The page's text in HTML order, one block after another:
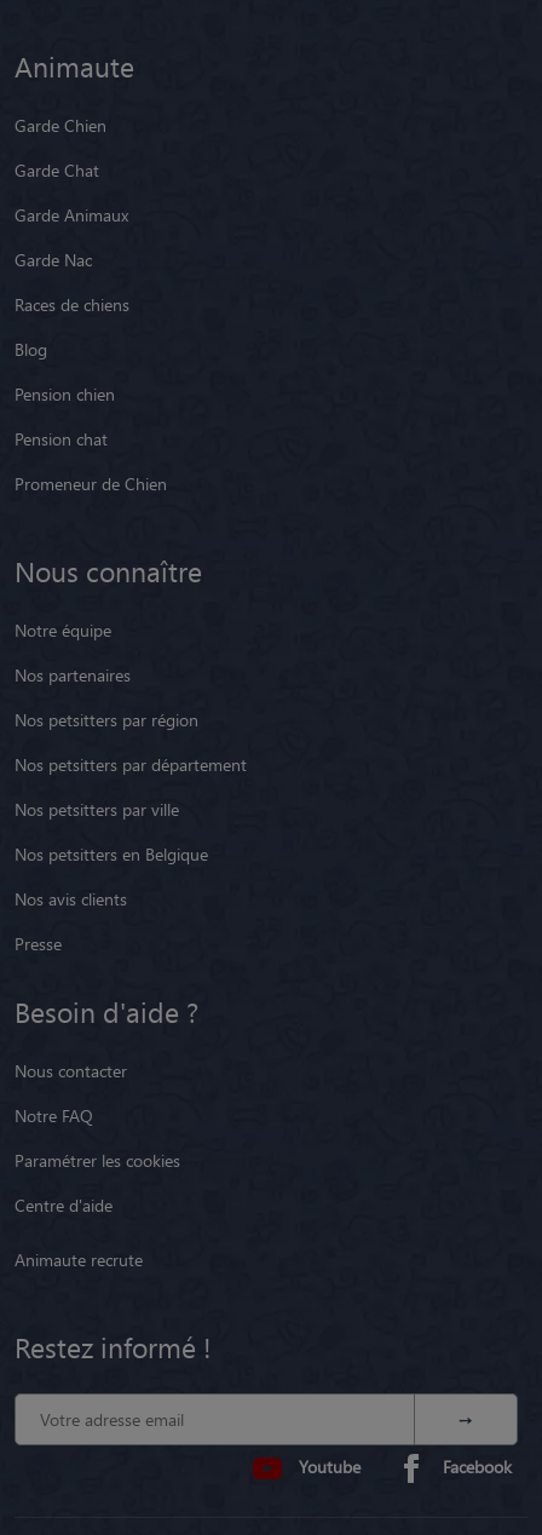
Animaute
Garde Chien
Garde Chat
Garde Animaux
Garde Nac
Races de chiens
Blog
Pension chien
Pension chat
Promeneur de Chien
Nous connaître
Notre équipe
Nos partenaires
Nos petsitters par région
Nos petsitters par département
Nos petsitters par ville
Nos petsitters en Belgique
Nos avis clients
Presse
Besoin d'aide ?
Nous contacter
Notre FAQ
Paramétrer les cookies
Centre d'aide
Animaute recrute
Restez informé !
Youtube Facebook